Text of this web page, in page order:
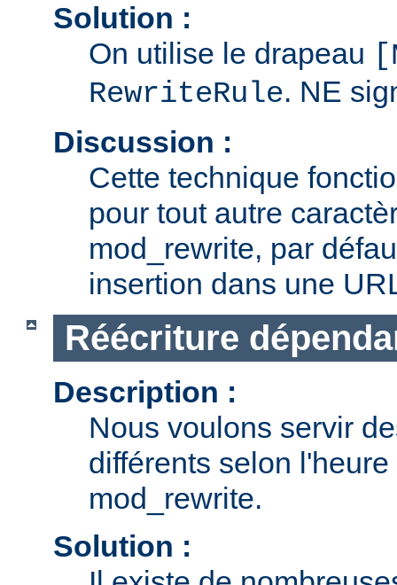
Solution :
On utilise le drapeau
RewriteRule. NE
Discussion :
Cette technique
pour tout autre
mod_rewrite, par
insertion dans une
Réécriture
Description :
Nous voulons servir
différents selon
mod_rewrite.
Solution :